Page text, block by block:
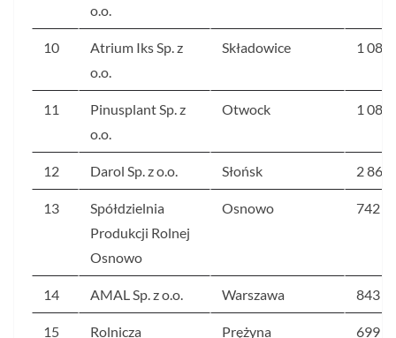
o.o.
10
Atrium Iks Sp. z
o.o.
Składowice 1 086
11
Pinusplant Sp. z
o.o.
Otwock 1 082
12 Darol Sp. z o.o. Słońsk 2 865
13
Spółdzielnia
Produkcji Rolnej
Osnowo
Osnowo 742
14 AMAL Sp. z o.o. Warszawa 843
15
Rolnicza
Prężyna 699